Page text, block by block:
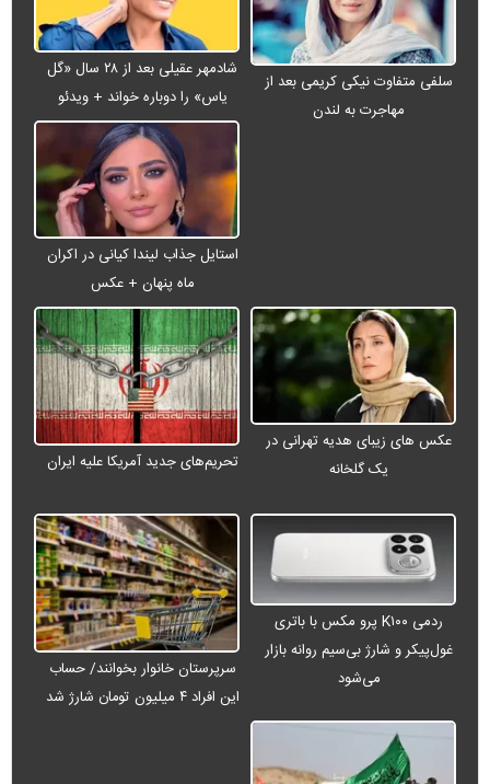
سلفی متفاوت نیکی کریمی بعد از
مهاجرت به لندن
شادمهر عقیلی بعد از ۲۸ سال «گل
یاس» را دوباره خواند + ویدئو
استایل جذاب لیندا کیانی در اکران
ماه پنهان + عکس
عکس های زیبای هدیه تهرانی در
یک گلخانه
تحریم‌های جدید آمریکا علیه ایران
ردمی K۱۰۰ پرو مکس با باتری
غول‌پیکر و شارژ بی‌سیم روانه بازار
می‌شود
سرپرستان خانوار بخوانند/ حساب
این افراد ۴ میلیون تومان شارژ شد